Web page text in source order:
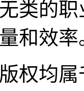
类的
和效率
权均